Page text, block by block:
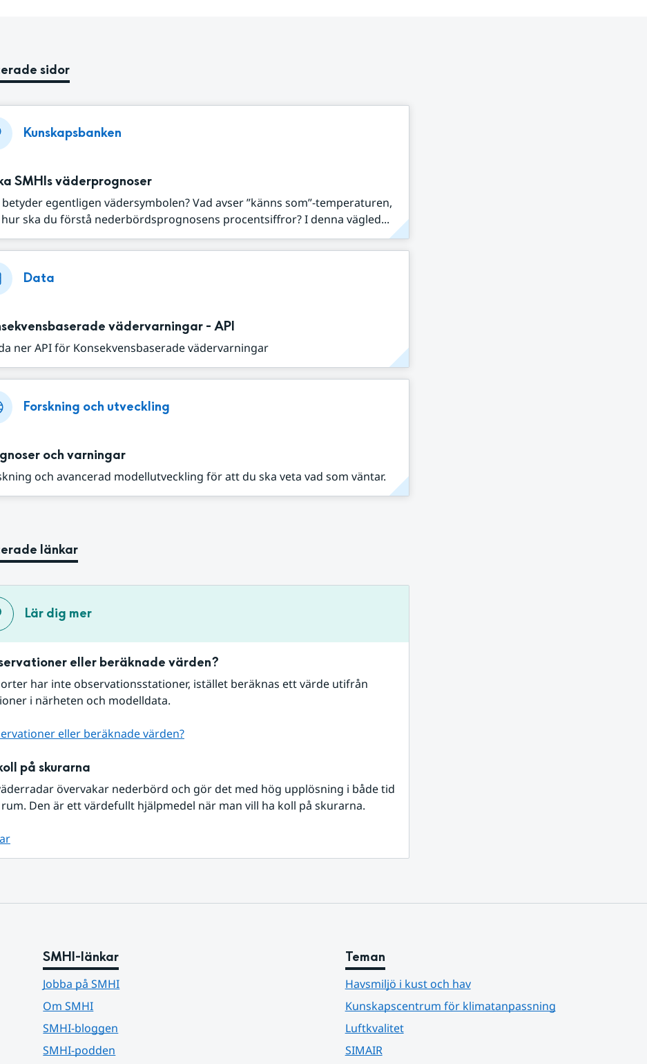
sidor
Kunskapsbanken
SMHIs väderprognoser
betyder egentligen vädersymbolen? Vad avser ”känns som”-temperaturen,
ska du förstå nederbördsprognosens procentsiffror? I denna vägled...
Data
vädervarningar - API
ner API för Konsekvensbaserade vädervarningar
Forskning och utveckling
och varningar
och avancerad modellutveckling för att du ska veta vad som väntar.
länkar
Lär dig mer
eller beräknade värden?
har inte observationsstationer, istället beräknas ett värde utifrån
i närheten och modelldata.
eller beräknade värden?
på skurarna
övervakar nederbörd och gör det med hög upplösning i både tid
Den är ett värdefullt hjälpmedel när man vill ha koll på skurarna.
SMHI-länkar
Jobba på SMHI
Om SMHI
SMHI-bloggen
SMHI-podden
Teman
Havsmiljö i kust och hav
Kunskapscentrum för klimatanpassning
Luftkvalitet
SIMAIR